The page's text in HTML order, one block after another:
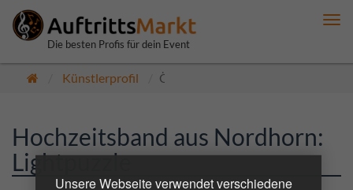
Unsere Webseite verwendet verschiedene
Die besten Profis für dein Event
Künstlerprofil Öffentlich
Hochzeitsband aus Nordhorn:
Lightpuzzle